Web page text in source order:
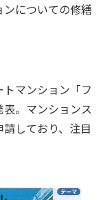
についての修繕
マンション「フ
。マンションス
しており、注目